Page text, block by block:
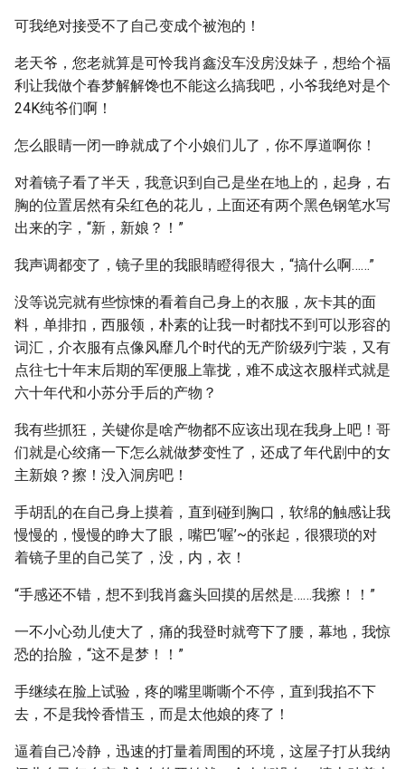
可我绝对接受不了自己变成个被泡的！
老天爷，您老就算是可怜我肖鑫没车没房没妹子，想给个福
利让我做个春梦解解馋也不能这么搞我吧，小爷我绝对是个
24K纯爷们啊！
怎么眼睛一闭一睁就成了个小娘们儿了，你不厚道啊你！
对着镜子看了半天，我意识到自己是坐在地上的，起身，右
胸的位置居然有朵红色的花儿，上面还有两个黑色钢笔水写
出来的字，“新，新娘？！”
我声调都变了，镜子里的我眼睛瞪得很大，“搞什么啊……”
没等说完就有些惊悚的看着自己身上的衣服，灰卡其的面
料，单排扣，西服领，朴素的让我一时都找不到可以形容的
词汇，介衣服有点像风靡几个时代的无产阶级列宁装，又有
点往七十年末后期的军便服上靠拢，难不成这衣服样式就是
六十年代和小苏分手后的产物？
我有些抓狂，关键你是啥产物都不应该出现在我身上吧！哥
们就是心绞痛一下怎么就做梦变性了，还成了年代剧中的女
主新娘？擦！没入洞房吧！
手胡乱的在自己身上摸着，直到碰到胸口，软绵的触感让我
慢慢的，慢慢的睁大了眼，嘴巴‘喔’~的张起，很猥琐的对
着镜子里的自己笑了，没，内，衣！
“手感还不错，想不到我肖鑫头回摸的居然是……我擦！！”
一不小心劲儿使大了，痛的我登时就弯下了腰，幕地，我惊
恐的抬脸，“这不是梦！！”
手继续在脸上试验，疼的嘴里嘶嘶个不停，直到我掐不下
去，不是我怜香惜玉，而是太他娘的疼了！
逼着自己冷静，迅速的打量着周围的环境，这屋子打从我纳